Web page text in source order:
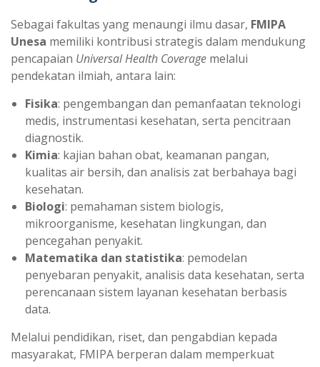
Sebagai fakultas yang menaungi ilmu dasar, FMIPA
Unesa memiliki kontribusi strategis dalam mendukung
pencapaian Universal Health Coverage melalui
pendekatan ilmiah, antara lain:
Fisika: pengembangan dan pemanfaatan teknologi
medis, instrumentasi kesehatan, serta pencitraan
diagnostik.
Kimia: kajian bahan obat, keamanan pangan,
kualitas air bersih, dan analisis zat berbahaya bagi
kesehatan.
Biologi: pemahaman sistem biologis,
mikroorganisme, kesehatan lingkungan, dan
pencegahan penyakit.
Matematika dan statistika: pemodelan
penyebaran penyakit, analisis data kesehatan, serta
perencanaan sistem layanan kesehatan berbasis
data.
Melalui pendidikan, riset, dan pengabdian kepada
masyarakat, FMIPA berperan dalam memperkuat